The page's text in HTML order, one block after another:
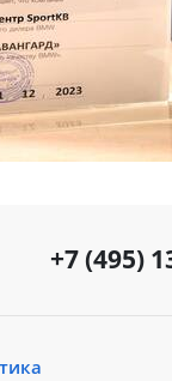
+7 (495)